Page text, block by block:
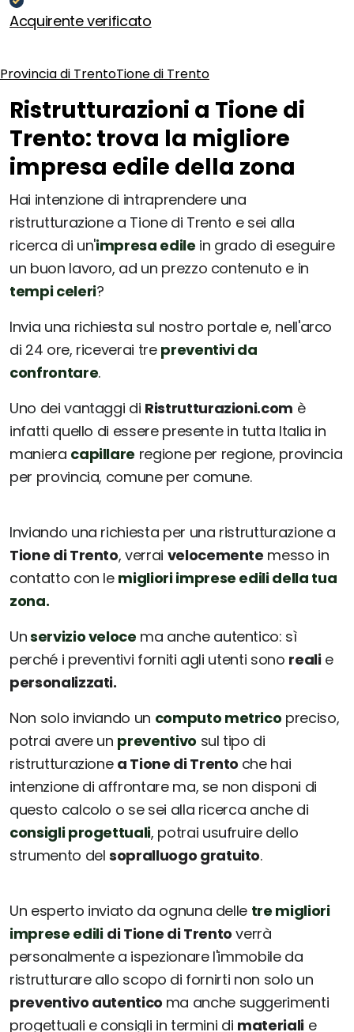
Acquirente verificato
Provincia di TrentoTione di Trento
Ristrutturazioni a Tione di
Trento: trova la migliore
impresa edile della zona
Hai intenzione di intraprendere una
ristrutturazione a Tione di Trento e sei alla
ricerca di un'impresa edile in grado di eseguire
un buon lavoro, ad un prezzo contenuto e in
tempi celeri?
Invia una richiesta sul nostro portale e, nell'arco
di 24 ore, riceverai tre preventivi da
confrontare.
Uno dei vantaggi di Ristrutturazioni.com è
infatti quello di essere presente in tutta Italia in
maniera capillare regione per regione, provincia
per provincia, comune per comune.
Inviando una richiesta per una ristrutturazione a
Tione di Trento, verrai velocemente messo in
contatto con le migliori imprese edili della tua
zona.
Unservizio veloce ma anche autentico: sì
perché i preventivi forniti agli utenti sono realie
personalizzati.
Non solo inviando un computo metrico preciso,
potrai avere un preventivo sul tipo di
ristrutturazione a Tione di Trento che hai
intenzione di affrontare ma, se non disponi di
questo calcolo o se sei alla ricerca anche di
consigli progettuali, potrai usufruire dello
strumento delsopralluogo gratuito.
Un esperto inviato da ognuna delle tre migliori
imprese edili di Tione di Trento verrà
personalmente a ispezionare l'immobile da
ristrutturare allo scopo di fornirti non solo un
preventivo autentico ma anche suggerimenti
progettuali e consigli in termini di materialie